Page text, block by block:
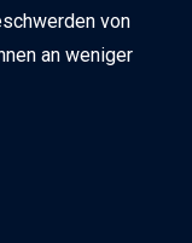
von
an weniger